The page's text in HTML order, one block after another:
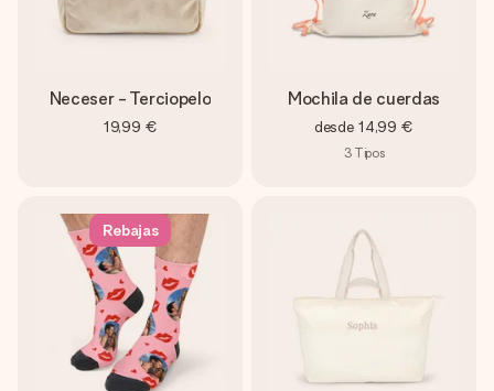
Neceser - Terciopelo
19,99 €
Mochila de cuerdas
desde 14,99 €
3 Tipos
Rebajas